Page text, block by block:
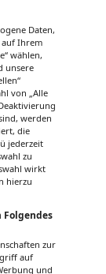
Daten,
auf Ihrem
wählen,
unsere
von „Alle
werden
die
jederzeit
zu
wirkt
hierzu
Folgendes
zur
auf
und